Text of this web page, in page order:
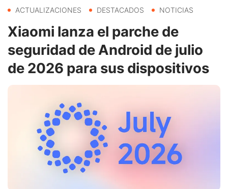
ACTUALIZACIONES DESTACADOS NOTICIAS
Xiaomi lanza el parche de
seguridad de Android de julio
de 2026 para sus dispositivos